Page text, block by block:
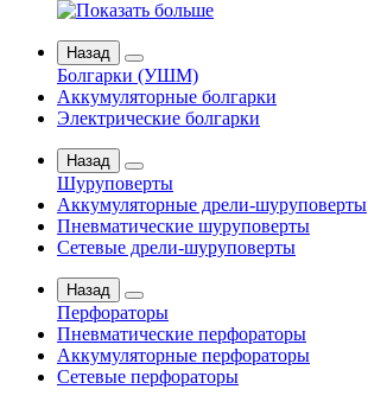
Назад
Болгарки (УШМ)
Аккумуляторные болгарки
Электрические болгарки
Назад
Шуруповерты
Аккумуляторные дрели-шуруповерты
Пневматические шуруповерты
Сетевые дрели-шуруповерты
Назад
Перфораторы
Пневматические перфораторы
Аккумуляторные перфораторы
Сетевые перфораторы